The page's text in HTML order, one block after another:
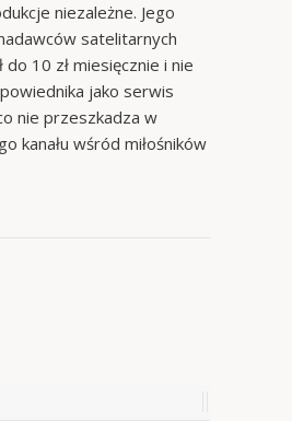
niezależne. Jego
satelitarnych
do 10 zł miesięcznie i nie
jako serwis
nie przeszkadza w
kanału wśród miłośników